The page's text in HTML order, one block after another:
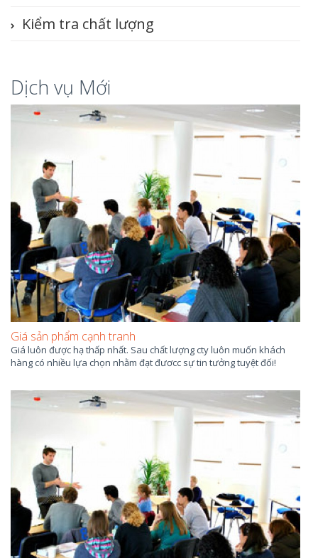
Kiểm tra chất lượng
Dịch vụ Mới
Giá sản phẩm cạnh tranh
Giá luôn được hạ thấp nhất. Sau chất lượng cty luôn muốn khách
hàng có nhiều lựa chọn nhằm đạt đươcc sự tin tưởng tuyệt đối!